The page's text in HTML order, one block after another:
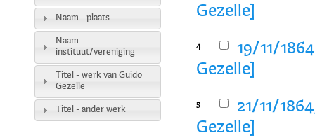
Gezelle]
4
19/11/
Gezelle]
5
21/11/
Gezelle]
Naam - plaats
Naam -
instituut/vereniging
Titel - werk van Guido
Gezelle
Titel - ander werk